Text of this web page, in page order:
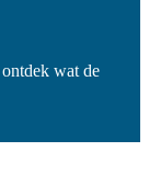
wat de